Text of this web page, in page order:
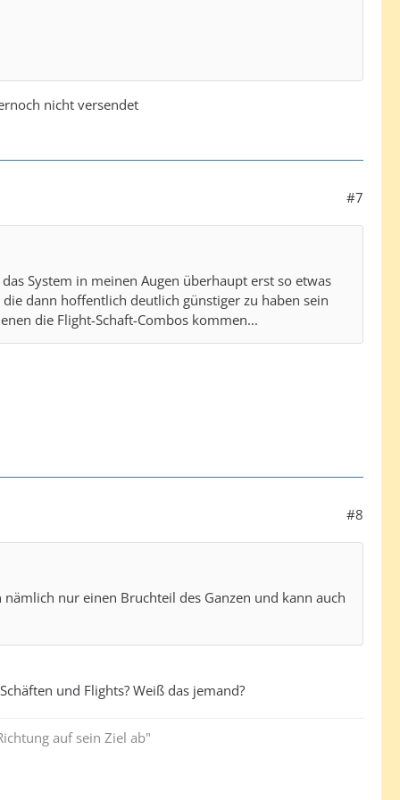
nicht versendet
#7
System in meinen Augen überhaupt erst so etwas
dann hoffentlich deutlich günstiger zu haben sein
die Flight-Schaft-Combos kommen...
#8
nur einen Bruchteil des Ganzen und kann auch
und Flights? Weiß das jemand?
auf sein Ziel ab"